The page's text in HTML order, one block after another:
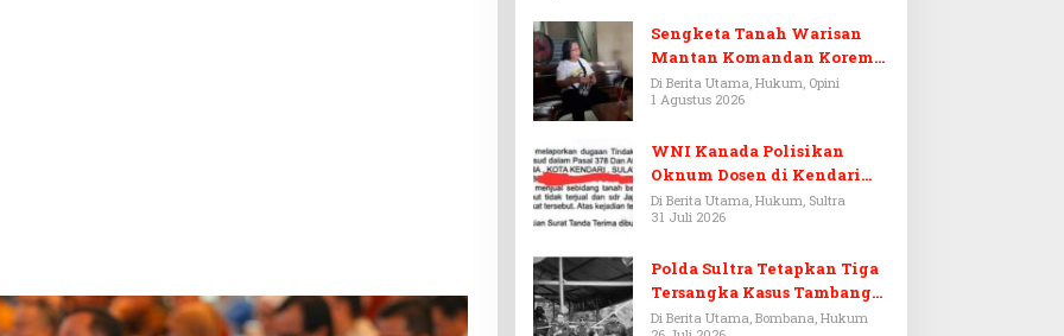
Sengketa Tanah Warisan
Mantan Komandan Korem
143/HO, Ketika Warisan
Menjadi Arena Pemerasan
Di Berita Utama, Hukum, Opini
1 Agustus 2026
WNI Kanada Polisikan
Oknum Dosen di Kendari
Terkait Aset Puluhan Miliar
Di Berita Utama, Hukum, Sultra
31 Juli 2026
Polda Sultra Tetapkan Tiga
Tersangka Kasus Tambang
Emas Ilegal di Bombana
Di Berita Utama, Bombana, Hukum